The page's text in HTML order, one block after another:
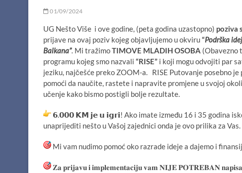
01/09/2024
UG Nešto Više i ove godine, (peta godina uzastopno) poziva
prijave na ovaj poziv kojeg objavljujemo u okviru“Podrška
Balkana”. Mi tražimoTIMOVE MLADIH OSOBA (Obavezno
programu kojeg smo nazvali “RISE” i koji mogu odvojiti par
jeziku, najčešće preko ZOOM-a. RISE Putovanje posebno
pomoći da naučite, rastete i napravite promjene u svojoj
učenje kako bismo postigli bolje rezultate.
𝟲.𝟬𝟬𝟬 𝗞𝗠 𝗷𝗲 𝘂 𝗶𝗴𝗿𝗶! Ako imate između 16 i 35 godina
unaprijediti nešto u Vašoj zajednici onda je ovo prilika za Vas.
Mi vam nudimo pomoć oko razrade ideje a dajemo i
𝐙𝐚 𝐩𝐫𝐢𝐣𝐚𝐯𝐮 𝐢 𝐢𝐦𝐩𝐥𝐞𝐦𝐞𝐧𝐭𝐚𝐜𝐢𝐣𝐮 𝐯𝐚𝐦 𝐍𝐈𝐉𝐄 𝐏𝐎𝐓𝐑𝐄𝐁𝐀𝐍